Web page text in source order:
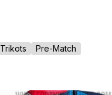
Trikots
Pre-Match